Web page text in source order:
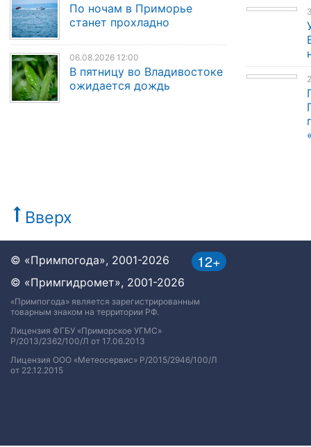
По ночам в Приморье
станет прохладно
06.08.2026 12:00
В пятницу во Владивостоке
ожидается дождь
Вверх
12+
© «Примпогода», 2001-2026
© «Примгидромет», 2001-2026
«Примпогода» является зарегистрированным
товарным знаком на территории РФ.
Лицензия ФГБУ «Приморское УГМС»
Р/2013/2362/100/Л от 17.06.2013
Лицензия ООО «Метеосервис» Р/2015/2946/100/Л
от 22.12.2015